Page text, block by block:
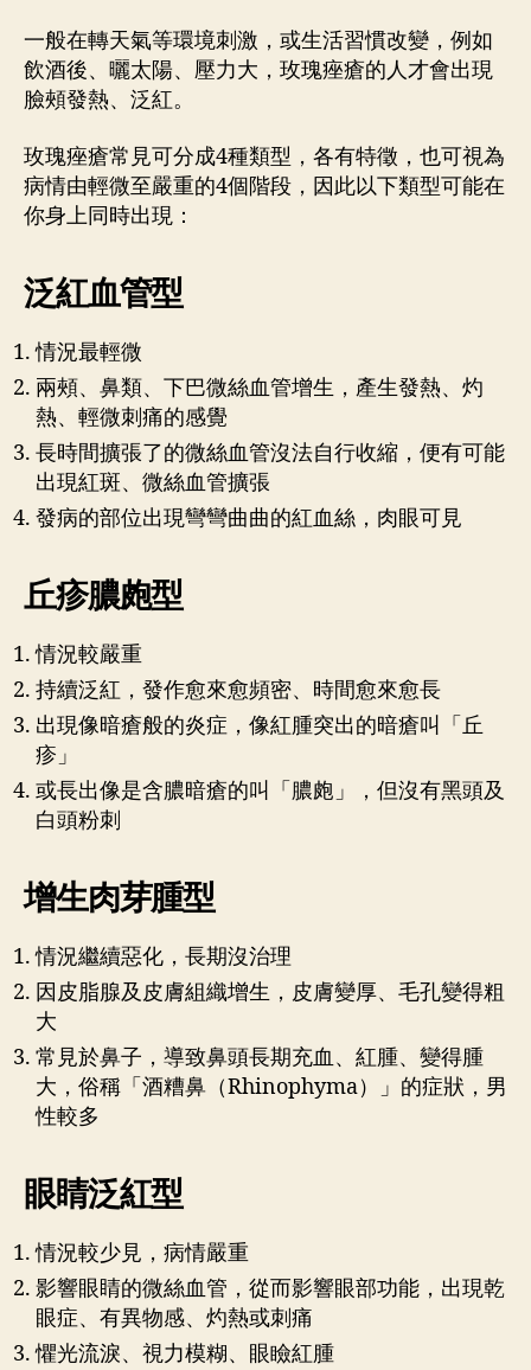
一般在轉天氣等環境刺激，或生活習慣改變，例如
飲酒後、曬太陽、壓力大，玫瑰痤瘡的人才會出現
臉頰發熱、泛紅。
玫瑰痤瘡常見可分成4種類型，各有特徵，也可視為
病情由輕微至嚴重的4個階段，因此以下類型可能在
你身上同時出現：
泛紅血管型
情況最輕微
兩頰、鼻類、下巴微絲血管增生，產生發熱、灼
熱、輕微刺痛的感覺
長時間擴張了的微絲血管沒法自行收縮，便有可能
出現紅斑、微絲血管擴張
發病的部位出現彎彎曲曲的紅血絲，肉眼可見
丘疹膿皰型
情況較嚴重
持續泛紅，發作愈來愈頻密、時間愈來愈長
出現像暗瘡般的炎症，像紅腫突出的暗瘡叫「丘
疹」
或長出像是含膿暗瘡的叫「膿皰」，但沒有黑頭及
白頭粉刺
增生肉芽腫型
情況繼續惡化，長期沒治理
因皮脂腺及皮膚組織增生，皮膚變厚、毛孔變得粗
大
常見於鼻子，導致鼻頭長期充血、紅腫、變得腫
大，俗稱「酒糟鼻（Rhinophyma）」的症狀，男
性較多
眼睛泛紅型
情況較少見，病情嚴重
影響眼睛的微絲血管，從而影響眼部功能，出現乾
眼症、有異物感、灼熱或刺痛
懼光流淚、視力模糊、眼瞼紅腫